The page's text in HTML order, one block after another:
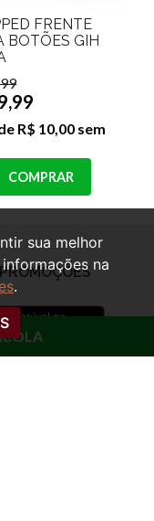
FRENTE
BOTÕES GIH
R$ 10,00 sem
COMPRAR
sua melhor
na
.